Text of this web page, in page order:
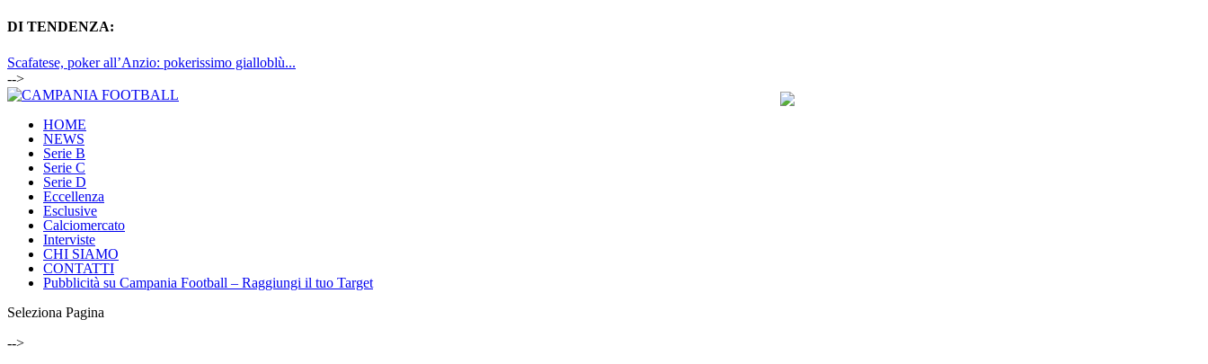
DI TENDENZA:
Scafatese, poker all’Anzio: pokerissimo gialloblù...
-->
HOME
NEWS
Serie B
Serie C
Serie D
Eccellenza
Esclusive
Calciomercato
Interviste
CHI SIAMO
CONTATTI
Pubblicità su Campania Football – Raggiungi il tuo Target
Seleziona Pagina
-->